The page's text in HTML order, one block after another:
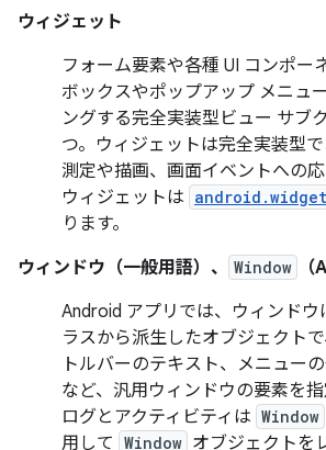
ウィジェット
フォーム要素や各種 UI コンポー
ボックスやポップアップ メニュ
ングする完全実装型ビュー サブ
つ。ウィジェットは完全実装型
測定や描画、画面イベントへの応
ウィジェットは android.widget
ります。
ウィンドウ（一般用語）、
Window
（
Android アプリでは、ウィンドウ
ラスから派生したオブジェクト
トルバーのテキスト、メニュー
など、汎用ウィンドウの要素を
ログとアクティビティは Window
用して Window オブジェクトを